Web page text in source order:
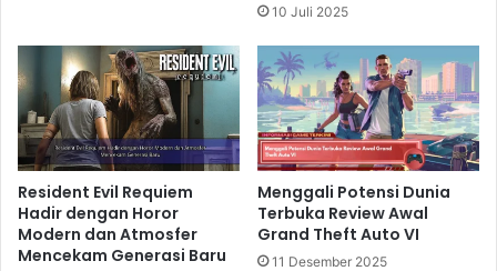
10 Juli 2025
Resident Evil Requiem
Hadir dengan Horor
Modern dan Atmosfer
Mencekam Generasi Baru
Menggali Potensi Dunia
Terbuka Review Awal
Grand Theft Auto VI
11 Desember 2025